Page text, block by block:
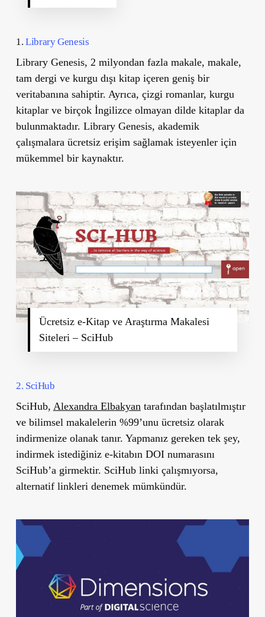
1. Library Genesis
Library Genesis, 2 milyondan fazla makale, makale,
tam dergi ve kurgu dışı kitap içeren geniş bir
veritabanına sahiptir. Ayrıca, çizgi romanlar, kurgu
kitaplar ve birçok İngilizce olmayan dilde kitaplar da
bulunmaktadır. Library Genesis, akademik
çalışmalara ücretsiz erişim sağlamak isteyenler için
mükemmel bir kaynaktır.
Ücretsiz e-Kitap ve Araştırma Makalesi
Siteleri – SciHub
2. SciHub
SciHub, Alexandra Elbakyan tarafından başlatılmıştır
ve bilimsel makalelerin %99’unu ücretsiz olarak
indirmenize olanak tanır. Yapmanız gereken tek şey,
indirmek istediğiniz e-kitabın DOI numarasını
SciHub’a girmektir. SciHub linki çalışmıyorsa,
alternatif linkleri denemek mümkündür.